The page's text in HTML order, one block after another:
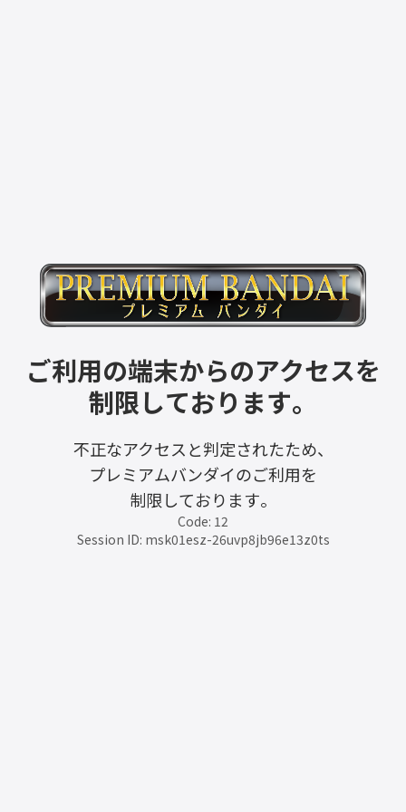
ご利用の端末からのアクセスを
制限しております。
不正なアクセスと判定されたため、
プレミアムバンダイのご利用を
制限しております。
Code: 12
Session ID: msk01esz-26uvp8jb96e13z0ts